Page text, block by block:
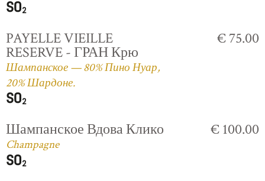
PAYELLE VIEILLE
RESERVE - ГРАН Крю
Шампанское — 80% Пино Нуар,
20% Шардоне.
€ 75.00
Шампанское Вдова Клико
Champagne
€ 100.00